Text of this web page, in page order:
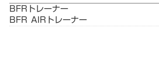
BFRトレーナー
BFR AIRトレーナー